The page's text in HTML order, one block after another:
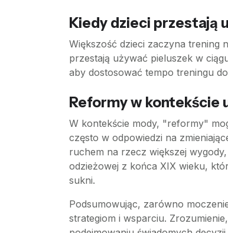
Kiedy dzieci przestają
Większość dzieci zaczyna trening
przestają używać pieluszek w
aby dostosować tempo treningu
Reformy w kontekście
W kontekście mody, "reformy"
często w odpowiedzi na
ruchem na rzecz większej
odzieżowej z końca XIX wieku,
sukni.
Podsumowując, zarówno
strategiom i wsparciu.